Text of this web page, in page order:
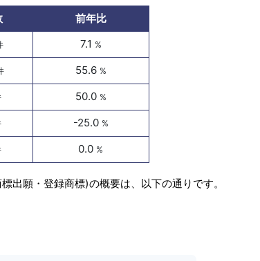
前年比
7.1 %
55.6 %
50.0 %
-25.0 %
0.0 %
出願・登録商標)の概要は、以下の通りです。